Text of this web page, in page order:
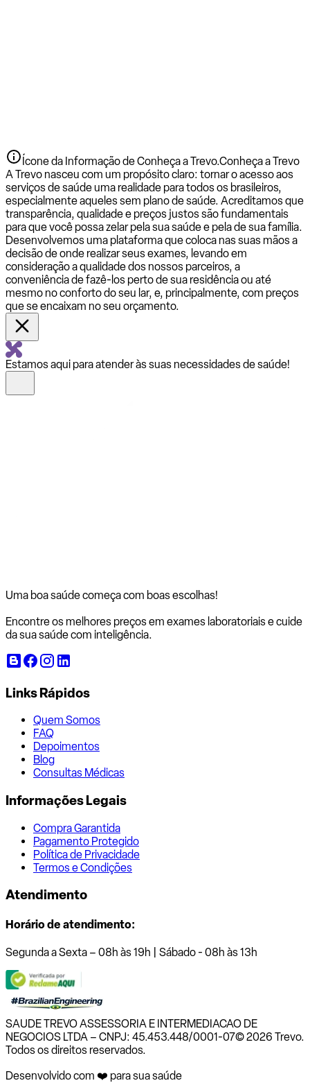
Ícone da Informação de Conheça a Trevo.Conheça a Trevo
A Trevo nasceu com um propósito claro: tornar o acesso aos
serviços de saúde uma realidade para todos os brasileiros,
especialmente aqueles sem plano de saúde. Acreditamos que
transparência, qualidade e preços justos são fundamentais
para que você possa zelar pela sua saúde e pela de sua família.
Desenvolvemos uma plataforma que coloca nas suas mãos a
decisão de onde realizar seus exames, levando em
consideração a qualidade dos nossos parceiros, a
conveniência de fazê-los perto de sua residência ou até
mesmo no conforto do seu lar, e, principalmente, com preços
que se encaixam no seu orçamento.
Estamos aqui para atender às suas necessidades de saúde!
Uma boa saúde começa com boas escolhas!
Encontre os melhores preços em exames laboratoriais e cuide
da sua saúde com inteligência.
Links Rápidos
Quem Somos
FAQ
Depoimentos
Blog
Consultas Médicas
Informações Legais
Compra Garantida
Pagamento Protegido
Política de Privacidade
Termos e Condições
Atendimento
Horário de atendimento:
Segunda a Sexta – 08h às 19h | Sábado - 08h às 13h
SAUDE TREVO ASSESSORIA E INTERMEDIACAO DE
NEGOCIOS LTDA – CNPJ: 45.453.448/0001-07© 2026 Trevo.
Todos os direitos reservados.
Desenvolvido com ❤️ para sua saúde